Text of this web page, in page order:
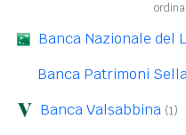
Banca Nazionale del
Banca Patrimoni
Banca Valsabbina (1)